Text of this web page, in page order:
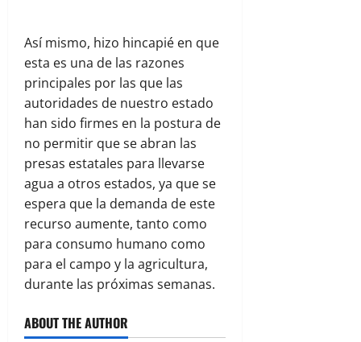
Así mismo, hizo hincapié en que
esta es una de las razones
principales por las que las
autoridades de nuestro estado
han sido firmes en la postura de
no permitir que se abran las
presas estatales para llevarse
agua a otros estados, ya que se
espera que la demanda de este
recurso aumente, tanto como
para consumo humano como
para el campo y la agricultura,
durante las próximas semanas.
ABOUT THE AUTHOR